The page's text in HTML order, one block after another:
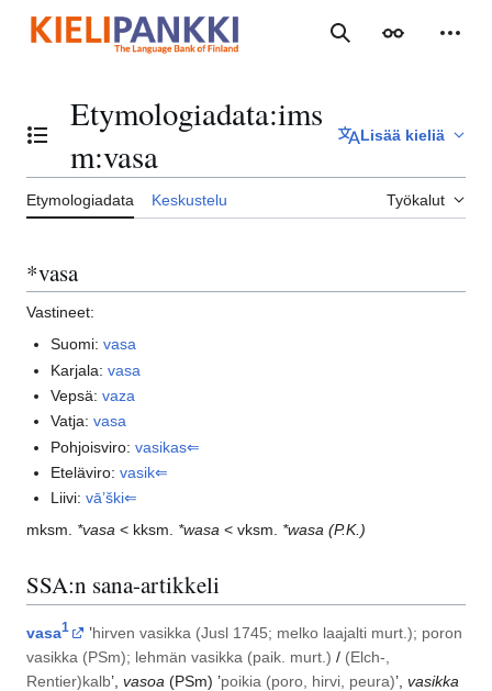
sisältöön
Haku Ulkoasu
Vaihda sisällysluettelo
Etymologiadata:ims
m:vasa
Lisää kieliä
Etymologiadata Keskustelu Työkalut
*vasa
Vastineet:
Suomi:vasa
Karjala:vasa
Vepsä:vaza
Vatja:vasa
Pohjoisviro:vasikas⇐
Eteläviro:vasik⇐
Liivi:vā’ški⇐
mksm. *vasa < kksm. *wasa < vksm. *wasa (P.K.)
SSA:n sana-artikkeli
vasa1 ’hirven vasikka (Jusl 1745; melko laajalti murt.); poron
vasikka (PSm); lehmän vasikka (paik. murt.) / (Elch-,
Rentier)kalb’, vasoa (PSm) ’poikia (poro, hirvi, peura)’, vasikka